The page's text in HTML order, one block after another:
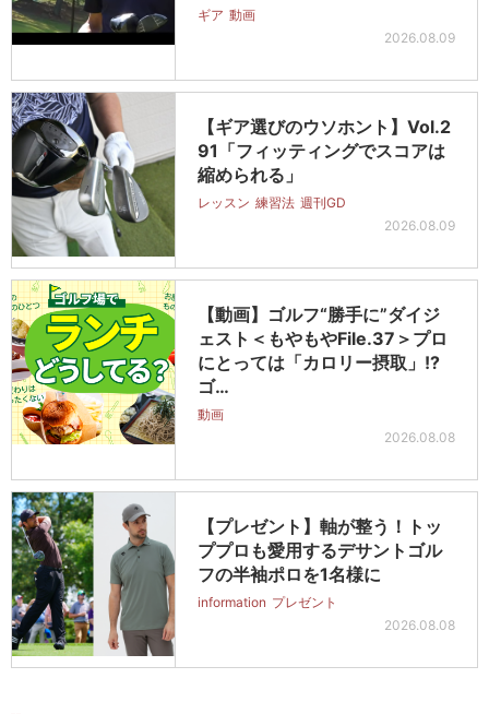
ギア 動画
2026.08.09
【ギア選びのウソホント】Vol.2
91「フィッティングでスコアは
縮められる」
レッスン 練習法 週刊GD
2026.08.09
【動画】ゴルフ“勝手に”ダイジ
ェスト＜もやもやFile.37＞プロ
にとっては「カロリー摂取」!?
ゴ…
動画
2026.08.08
【プレゼント】軸が整う！トッ
ププロも愛用するデサントゴル
フの半袖ポロを1名様に
information プレゼント
2026.08.08